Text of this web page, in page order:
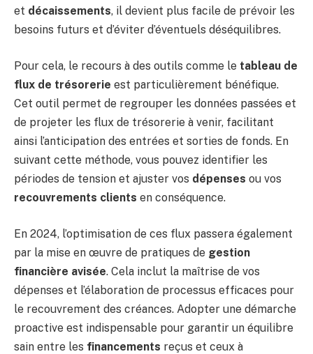
et décaissements, il devient plus facile de prévoir les
besoins futurs et d’éviter d’éventuels déséquilibres.
Pour cela, le recours à des outils comme le tableau de
flux de trésorerie est particulièrement bénéfique.
Cet outil permet de regrouper les données passées et
de projeter les flux de trésorerie à venir, facilitant
ainsi l’anticipation des entrées et sorties de fonds. En
suivant cette méthode, vous pouvez identifier les
périodes de tension et ajuster vos dépenses ou vos
recouvrements clients en conséquence.
En 2024, l’optimisation de ces flux passera également
par la mise en œuvre de pratiques de gestion
financière avisée. Cela inclut la maîtrise de vos
dépenses et l’élaboration de processus efficaces pour
le recouvrement des créances. Adopter une démarche
proactive est indispensable pour garantir un équilibre
sain entre les financements reçus et ceux à